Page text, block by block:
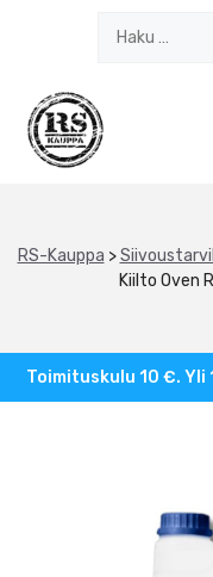
RS-Kauppa >
Kiilto Oven
Toimituskulu 10 €.